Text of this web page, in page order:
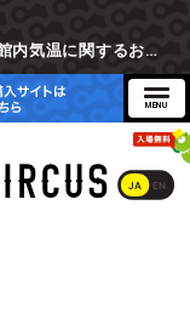
【重要】東京ミステリーサーカスの館内気温に関するお詫びとご参加辞退時の返金対応について
JA EN